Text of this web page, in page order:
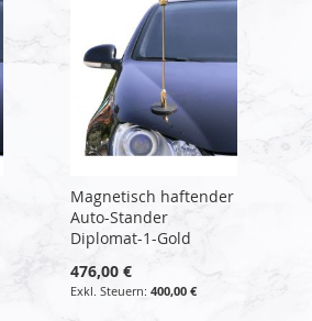
Magnetisch haftender
Auto-Stander
Diplomat-1-Gold
476,00 €
400,00 €